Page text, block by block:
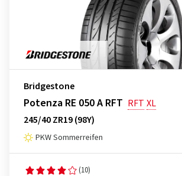
Bridgestone
Potenza RE 050 A RFT RFT XL
245/40 ZR19 (98Y)
PKW Sommerreifen
(10)